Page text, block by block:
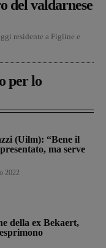
del valdarnese
residente a Figline e
per lo
(Uilm): “Bene il
ma serve
2022
della ex Bekaert,